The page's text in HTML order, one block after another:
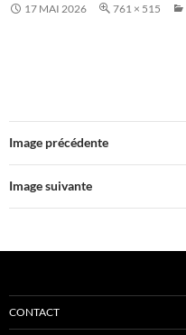
17 MAI 2026 761 × 515
Image précédente
Image suivante
CONTACT